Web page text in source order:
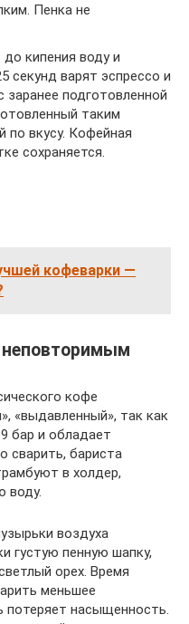
Пенка не
кипения воду и
секунд варят эспрессо и
подготовленной
таким
по вкусу. Кофейная
сохраняется.
кофеварки —
неповторимым
кофе
«выдавленный», так как
бар и обладает
сварить, бариста
в холдер,
воду.
воздуха
густую пенную шапку,
орех. Время
меньшее
потеряет насыщенность.